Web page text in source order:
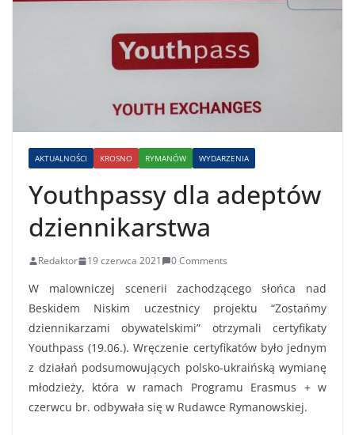
AKTUALNOŚCI KROSNO RYMANÓW WYDARZENIA
Youthpassy dla adeptów
dziennikarstwa
Redaktor 19 czerwca 2021 0 Comments
W malowniczej scenerii zachodzącego słońca nad
Beskidem Niskim uczestnicy projektu “Zostańmy
dziennikarzami obywatelskimi” otrzymali certyfikaty
Youthpass (19.06.). Wręczenie certyfikatów było jednym
z działań podsumowujących polsko-ukraińską wymianę
młodzieży, która w ramach Programu Erasmus + w
czerwcu br. odbywała się w Rudawce Rymanowskiej.